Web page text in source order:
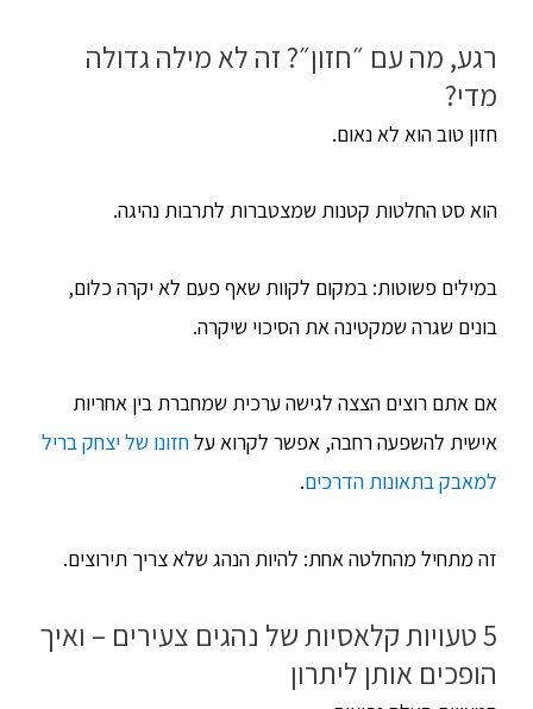
רגע, מה עם ״חזון״? זה לא מילה גדולה
מדי?
חזון טוב הוא לא נאום.
הוא סט החלטות קטנות שמצטברות לתרבות נהיגה.
במילים פשוטות: במקום לקוות שאף פעם לא יקרה כלום,
בונים שגרה שמקטינה את הסיכוי שיקרה.
אם אתם רוצים הצצה לגישה ערכית שמחברת בין אחריות
אישית להשפעה רחבה, אפשר לקרוא עלחזונו של יצחק בריל
למאבק בתאונות הדרכים.
זה מתחיל מהחלטה אחת: להיות הנהג שלא צריך תירוצים.
5 טעויות קלאסיות של נהגים צעירים – ואיך
הופכים אותן ליתרון